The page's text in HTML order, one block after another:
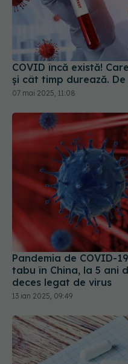
COVID încă există!
și cât timp durează.
07 mai 2025, 11:08
Pandemia de COVID-
tabu în China, la 5 ani
deces legat de virus
13 ian 2025, 09:49